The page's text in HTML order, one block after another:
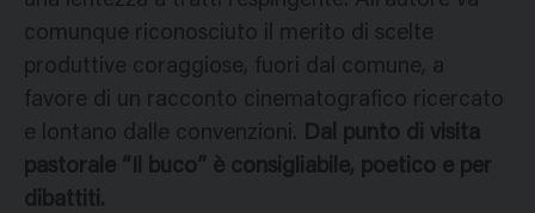
comunque riconosciuto il merito di scelte
produttive coraggiose, fuori dal comune, a
favore di un racconto cinematografico ricercato
e lontano dalle convenzioni. Dal punto di visita
pastorale “Il buco” è consigliabile, poetico e per
dibattiti.